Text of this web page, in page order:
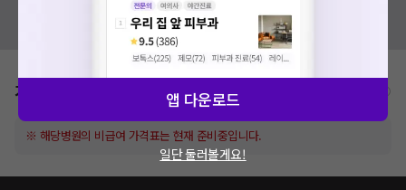
혹시 잘못된 병원정보가 있나요?
모두닥 팀에 알려주세요!
가격표
※ 해당병원의 비급여 가격표는 현재 준비중입니다.
앱 다운로드
일단 둘러볼게요!